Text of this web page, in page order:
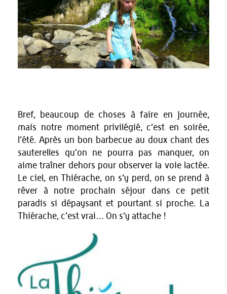
Bref, beaucoup de choses à faire en journée,
mais notre moment privilégié, c’est en soirée,
l’été. Après un bon barbecue au doux chant des
sauterelles qu’on ne pourra pas manquer, on
aime traîner dehors pour observer la voie lactée.
Le ciel, en Thiérache, on s’y perd, on se prend à
rêver à notre prochain séjour dans ce petit
paradis si dépaysant et pourtant si proche. La
Thiérache, c’est vrai… On s’y attache !